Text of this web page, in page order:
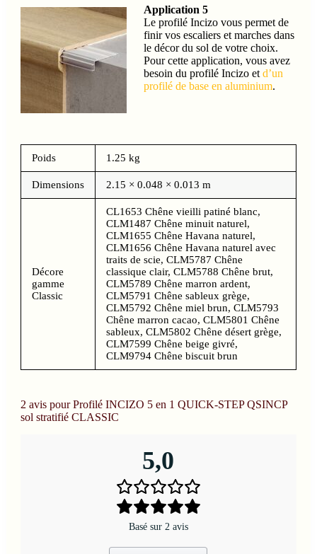
Application 5
Le profilé Incizo vous permet de
finir vos escaliers et marches dans
le décor du sol de votre choix.
Pour cette application, vous avez
besoin du profilé Incizo et d’un
profilé de base en aluminium.
Poids 1.25 kg
Dimensions 2.15 × 0.048 × 0.013 m
Décore
gamme
Classic
CL1653 Chêne vieilli patiné blanc,
CLM1487 Chêne minuit naturel,
CLM1655 Chêne Havana naturel,
CLM1656 Chêne Havana naturel avec
traits de scie, CLM5787 Chêne
classique clair, CLM5788 Chêne brut,
CLM5789 Chêne marron ardent,
CLM5791 Chêne sableux grège,
CLM5792 Chêne miel brun, CLM5793
Chêne marron cacao, CLM5801 Chêne
sableux, CLM5802 Chêne désert grège,
CLM7599 Chêne beige givré,
CLM9794 Chêne biscuit brun
2 avis pourProfilé INCIZO 5 en 1 QUICK-STEP QSINCP
sol stratifié CLASSIC
5,0
Basé sur 2 avis